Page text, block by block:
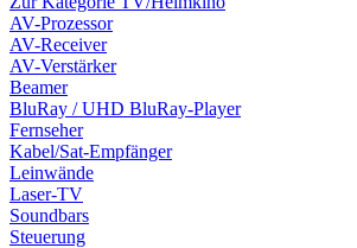
AV-Prozessor
AV-Receiver
AV-Verstärker
Beamer
BluRay / UHD BluRay-Player
Fernseher
Kabel/Sat-Empfänger
Leinwände
Laser-TV
Soundbars
Steuerung